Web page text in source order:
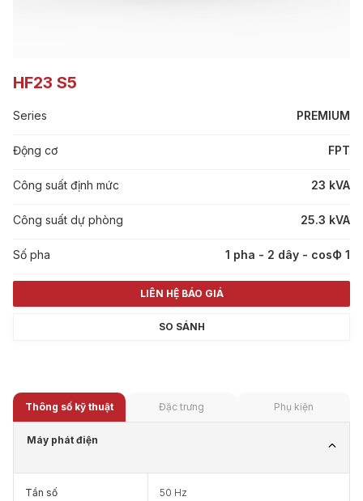
HF23 S5
Series PREMIUM
Động cơ FPT
Công suất định mức 23 kVA
Công suất dự phòng 25.3 kVA
Số pha 1 pha - 2 dây - cosФ 1
LIÊN HỆ BÁO GIÁ
SO SÁNH
Thông số kỹ thuật Đặc trưng Phụ kiện
Máy phát điện
Tần số 50 Hz